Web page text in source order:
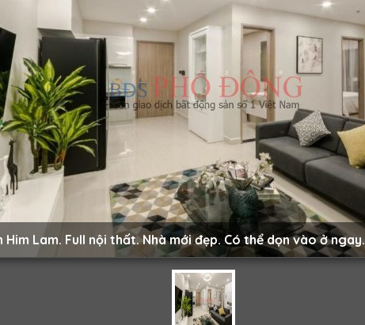
Him Lam. Full nội thất. Nhà mới đẹp. Có thể dọn vào ở ngay.